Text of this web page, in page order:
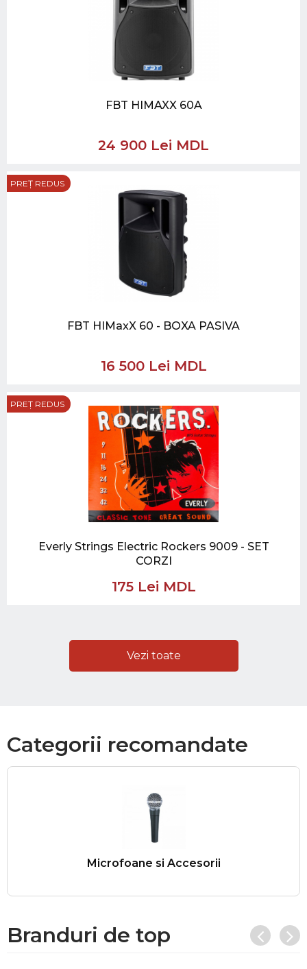
FBT HIMAXX 60A
24 900 Lei MDL
FBT HIMaxX 60 - BOXA PASIVA
16 500 Lei MDL
PREȚ REDUS
Everly Strings Electric Rockers 9009 - SET
CORZI
175 Lei MDL
PREȚ REDUS
Vezi toate
Categorii recomandate
Microfoane si Accesorii
Branduri de top